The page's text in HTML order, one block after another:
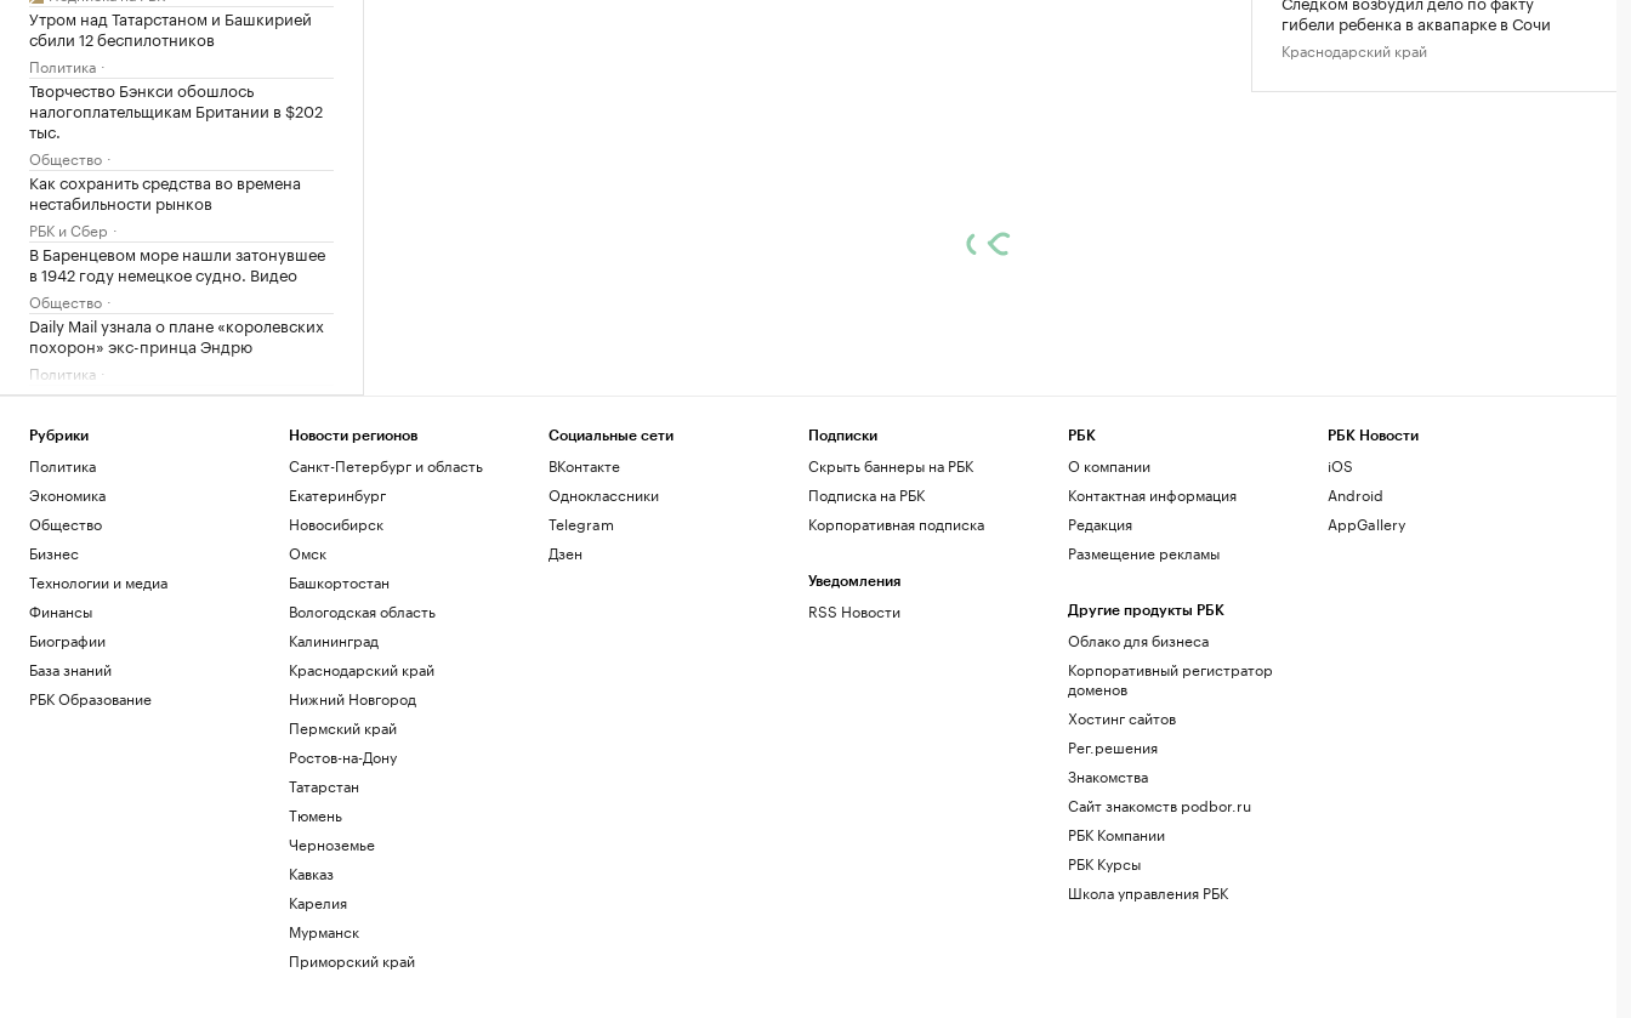
Утром над Татарстаном и Башкирией
сбили 12 беспилотников
Политика
Творчество Бэнкси обошлось
налогоплательщикам Британии в $202
тыс.
Общество
Как сохранить средства во времена
нестабильности рынков
РБК и Сбер
В Баренцевом море нашли затонувшее
в 1942 году немецкое судно. Видео
Общество
Daily Mail узнала о плане «королевских
похорон» экс-принца Эндрю
Политика
Эксперт «Альфа-Денег» рассказала,
Инвестиции
Миллиардеры скупают и строят
бункеры. Чего они боятся и куда хотят
бежать
Подписка на РБК
В Иране впервые за пять месяцев
показали кадры с Моджтабой Хаменеи.
Видео
Как облигационный долг помог решить
задачи реального бизнеса. Кейсы
РБК и МСП Банк
Военная операция на Украине. Онлайн
Почему инвесторы выбирают офисы в
гибели ребенка в аквапарке в Сочи
Краснодарский край
Рубрики
Политика
Экономика
Общество
Бизнес
Технологии и медиа
Финансы
Биографии
База знаний
РБК Образование
Новости регионов
Санкт-Петербург и область
Екатеринбург
Новосибирск
Омск
Башкортостан
Вологодская область
Калининград
Краснодарский край
Нижний Новгород
Пермский край
Ростов-на-Дону
Татарстан
Тюмень
Черноземье
Кавказ
Карелия
Мурманск
Приморский край
Социальные сети
ВКонтакте
Одноклассники
Telegram
Дзен
Подписки
Скрыть баннеры на РБК
Подписка на РБК
Корпоративная подписка
Уведомления
RSS Новости
РБК
О компании
Контактная информация
Редакция
Размещение рекламы
Другие продукты РБК
Облако для бизнеса
Корпоративный регистратор
доменов
Хостинг сайтов
Рег.решения
Знакомства
Сайт знакомств podbor.ru
РБК Компании
РБК Курсы
Школа управления РБК
РБК Новости
iOS
Android
AppGallery